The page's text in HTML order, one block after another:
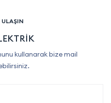
ULAŞIN
kullanarak bize mail